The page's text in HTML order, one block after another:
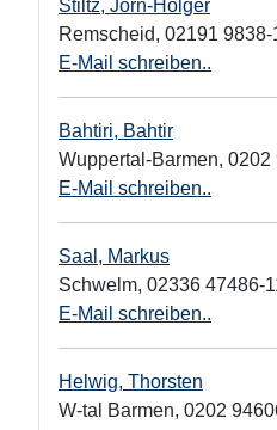
Stiltz, Jörn-Holger
Remscheid, 02191 9838-
E-Mail schreiben..
Bahtiri, Bahtir
Wuppertal-Barmen, 0202
E-Mail schreiben..
Saal, Markus
Schwelm, 02336 47486-
E-Mail schreiben..
Helwig, Thorsten
W-tal Barmen, 0202